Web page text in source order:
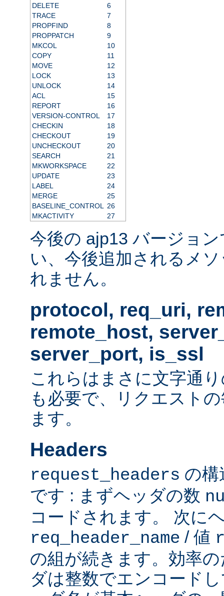
DELETE
6
TRACE
7
PROPFIND
8
PROPPATCH
9
MKCOL
10
COPY
11
MOVE
12
LOCK
13
UNLOCK
14
ACL
15
REPORT
16
VERSION-CONTROL
17
CHECKIN
18
CHECKOUT
19
UNCHECKOUT
20
SEARCH
21
MKWORKSPACE
22
UPDATE
23
LABEL
24
MERGE
25
BASELINE_CONTROL
26
MKACTIVITY
27
今後の ajp13 バージョ
い、今後追加されるメ
れません。
protocol, req_uri,
remote_host,
server_port, is_ssl
これらはまさに文字通
も必要で、リクエスト
ます。
Headers
request_headers の構
です : まずヘッダの数
コードされます。 次に
req_header_name / 値
の組が続きます。効率
ダは整数でエンコード